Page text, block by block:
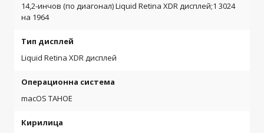
14,2-инчов (по диагонал) Liquid Retina XDR дисплей;1 3024
на 1964
Тип дисплей
Liquid Retina XDR дисплей
Операционна система
macOS TAHOE
Кирилица